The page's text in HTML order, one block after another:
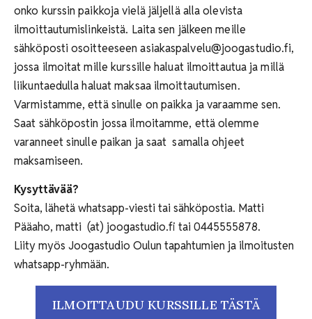
onko kurssin paikkoja vielä jäljellä alla olevista
ilmoittautumislinkeistä. Laita sen jälkeen meille
sähköposti osoitteeseen asiakaspalvelu@joogastudio.fi,
jossa ilmoitat mille kurssille haluat ilmoittautua ja millä
liikuntaedulla haluat maksaa ilmoittautumisen.
Varmistamme, että sinulle on paikka ja varaamme sen.
Saat sähköpostin jossa ilmoitamme, että olemme
varanneet sinulle paikan ja saat samalla ohjeet
maksamiseen.
Kysyttävää?
Soita, lähetä whatsapp-viesti tai sähköpostia. Matti
Pääaho, matti (at) joogastudio.fi tai 0445555878.
Liity myös Joogastudio Oulun tapahtumien ja ilmoitusten
whatsapp-ryhmään.
ILMOITTAUDU KURSSILLE TÄSTÄ